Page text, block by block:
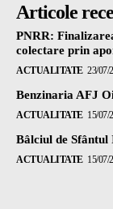
Articole
PNRR:
colectare prin
ACTUALITATE 23/07/
Benzinaria AFJ
ACTUALITATE 15/07/
Bâlciul de Sfântul
ACTUALITATE 15/07/